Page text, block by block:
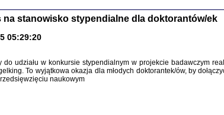
SNY
na stanowisko stypendialne dla doktorantów/ek
05:29:20
do udziału w konkursie stypendialnym w projekcie badawczym
To wyjątkowa okazja dla młodych doktorantek/ów, by
naukowym